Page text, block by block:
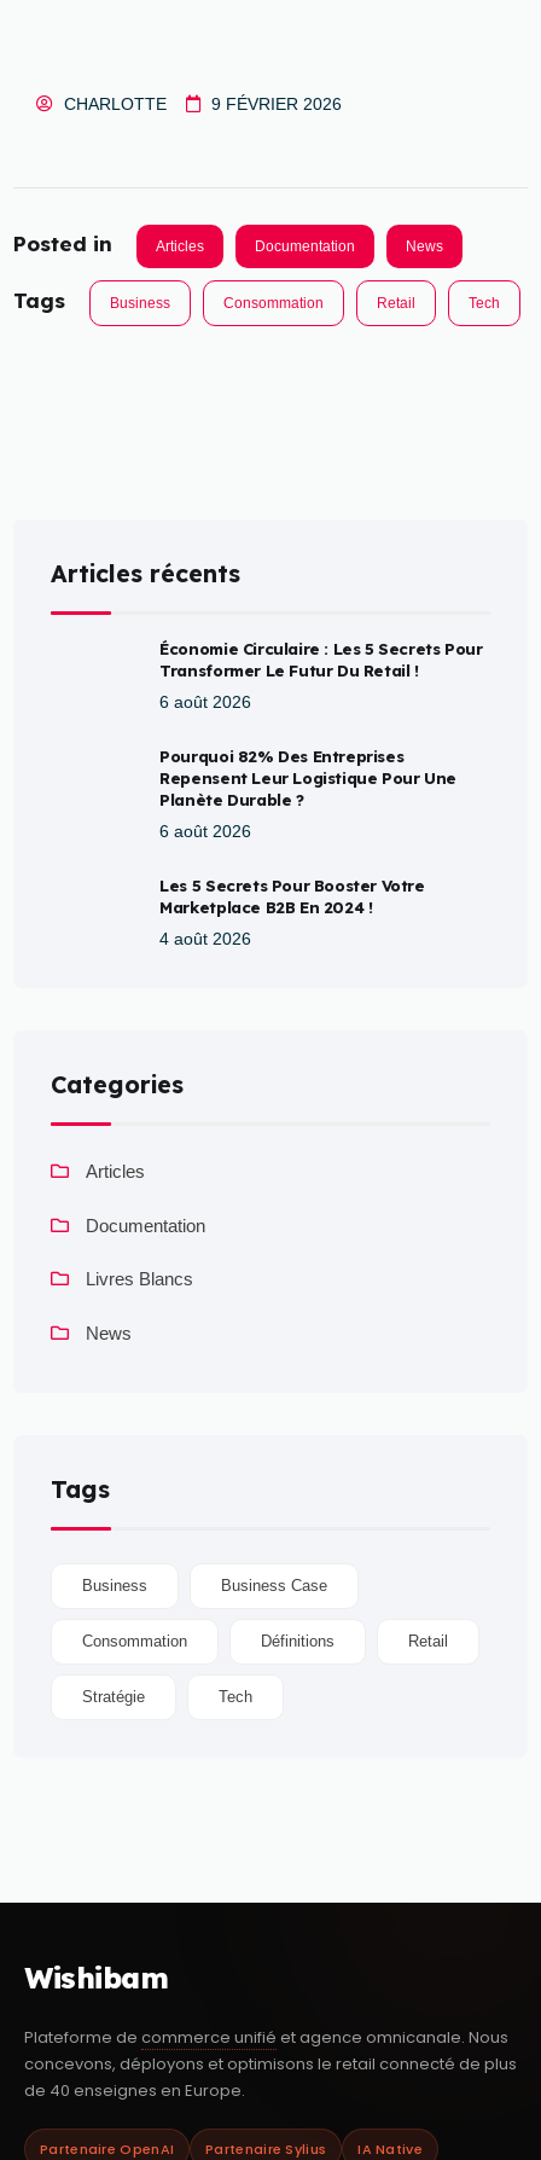
CHARLOTTE 9 FÉVRIER 2026
Posted in Articles Documentation News
Tags Business Consommation Retail Tech
Articles récents
Économie Circulaire : Les 5 Secrets Pour
Transformer Le Futur Du Retail !
6 août 2026
Pourquoi 82% Des Entreprises
Repensent Leur Logistique Pour Une
Planète Durable ?
6 août 2026
Les 5 Secrets Pour Booster Votre
Marketplace B2B En 2024 !
4 août 2026
Categories
Articles
Documentation
Livres Blancs
News
Tags
Business Business Case
Consommation Définitions Retail
Stratégie Tech
Wishibam
Plateforme de commerce unifié et agence omnicanale. Nous
concevons, déployons et optimisons le retail connecté de plus
de 40 enseignes en Europe.
Partenaire OpenAI Partenaire Sylius IA Native